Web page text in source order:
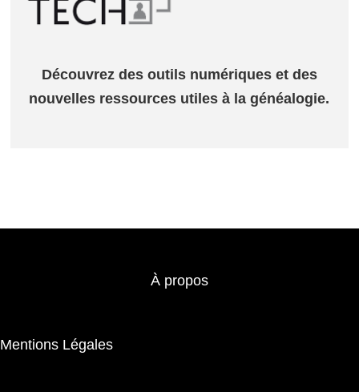
Découvrez des outils numériques et des
nouvelles ressources utiles à la généalogie.
À propos
Mentions Légales